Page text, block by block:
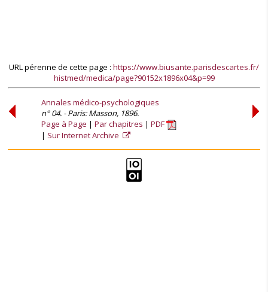
URL pérenne de cette page : https://www.biusante.parisdescartes.fr/
histmed/medica/page?90152x1896x04&p=99
Annales médico-psychologiques
n° 04. - Paris: Masson, 1896.
Page à Page
Par chapitres
PDF
Sur Internet Archive